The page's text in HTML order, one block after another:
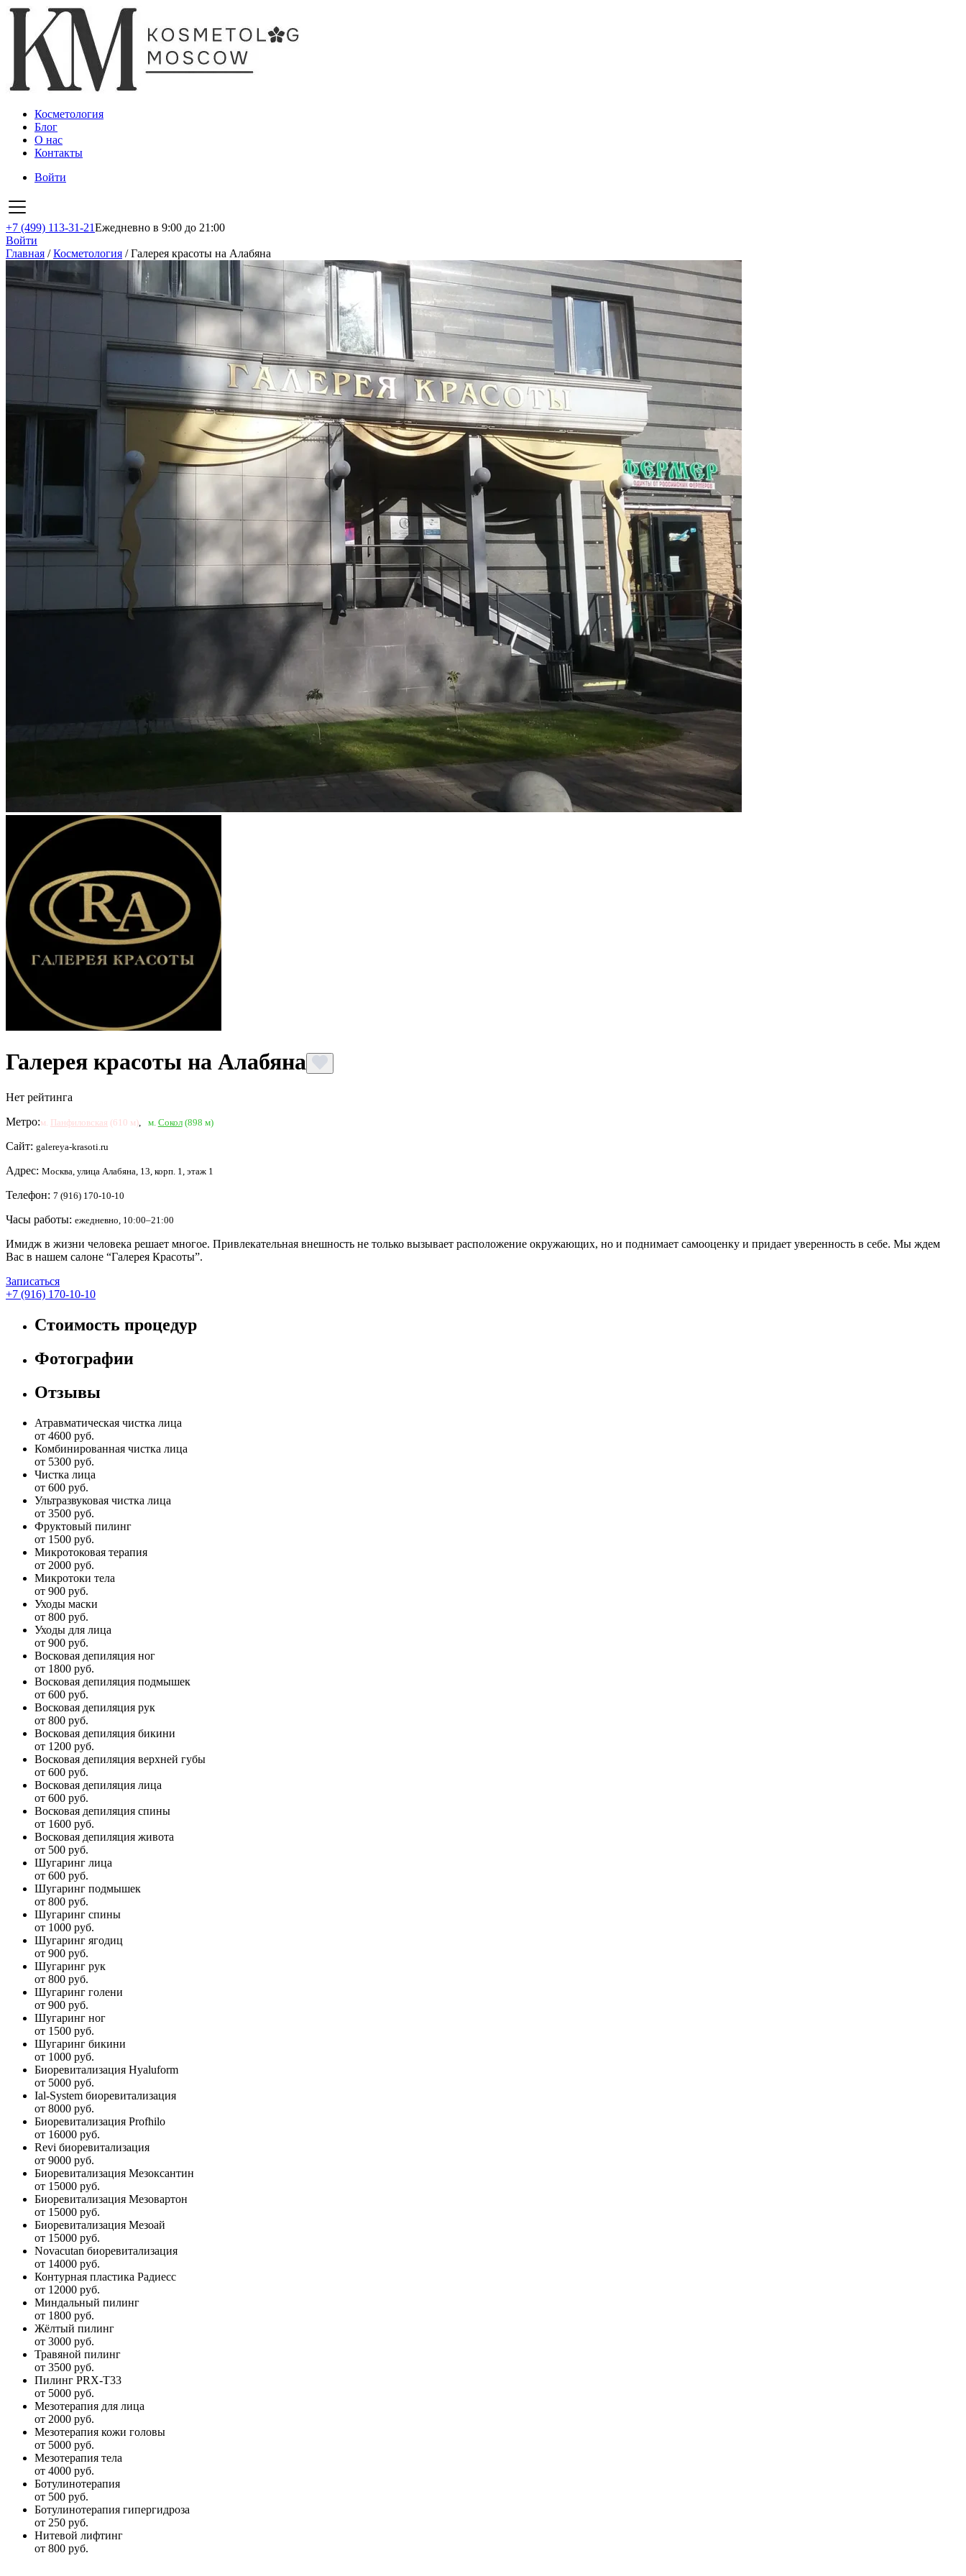
Косметология
Блог
О нас
Контакты
Войти
+7 (499) 113-31-21Ежедневно в 9:00 до 21:00
Войти
Главная /Косметология /Галерея красоты на Алабяна
Галерея красоты на Алабяна
Нет рейтинга
Метро:м. Панфиловская (610 м) м. Сокол(898 м)
Сайт: galereya-krasoti.ru
Адрес: Москва, улица Алабяна, 13, корп. 1, этаж 1
Телефон: 7 (916) 170-10-10
Часы работы: ежедневно, 10:00–21:00
Имидж в жизни человека решает многое. Привлекательная внешность не только вызывает расположение окружающих, но и поднимает самооценку и придает уверенность в себе. Мы ждем
Вас в нашем салоне “Галерея Красоты”.
Записаться
+7 (916) 170-10-10
Стоимость процедур
Фотографии
Отзывы
Атравматическая чистка лица
от 4600 руб.
Комбинированная чистка лица
от 5300 руб.
Чистка лица
от 600 руб.
Ультразвуковая чистка лица
от 3500 руб.
Фруктовый пилинг
от 1500 руб.
Микротоковая терапия
от 2000 руб.
Микротоки тела
от 900 руб.
Уходы маски
от 800 руб.
Уходы для лица
от 900 руб.
Восковая депиляция ног
от 1800 руб.
Восковая депиляция подмышек
от 600 руб.
Восковая депиляция рук
от 800 руб.
Восковая депиляция бикини
от 1200 руб.
Восковая депиляция верхней губы
от 600 руб.
Восковая депиляция лица
от 600 руб.
Восковая депиляция спины
от 1600 руб.
Восковая депиляция живота
от 500 руб.
Шугаринг лица
от 600 руб.
Шугаринг подмышек
от 800 руб.
Шугаринг спины
от 1000 руб.
Шугаринг ягодиц
от 900 руб.
Шугаринг рук
от 800 руб.
Шугаринг голени
от 900 руб.
Шугаринг ног
от 1500 руб.
Шугаринг бикини
от 1000 руб.
Биоревитализация Hyaluform
от 5000 руб.
Ial-System биоревитализация
от 8000 руб.
Биоревитализация Profhilo
от 16000 руб.
Revi биоревитализация
от 9000 руб.
Биоревитализация Мезоксантин
от 15000 руб.
Биоревитализация Мезовартон
от 15000 руб.
Биоревитализация Мезоай
от 15000 руб.
Novacutan биоревитализация
от 14000 руб.
Контурная пластика Радиесс
от 12000 руб.
Миндальный пилинг
от 1800 руб.
Жёлтый пилинг
от 3000 руб.
Травяной пилинг
от 3500 руб.
Пилинг PRX-T33
от 5000 руб.
Мезотерапия для лица
от 2000 руб.
Мезотерапия кожи головы
от 5000 руб.
Мезотерапия тела
от 4000 руб.
Ботулинотерапия
от 500 руб.
Ботулинотерапия гипергидроза
от 250 руб.
Нитевой лифтинг
от 800 руб.